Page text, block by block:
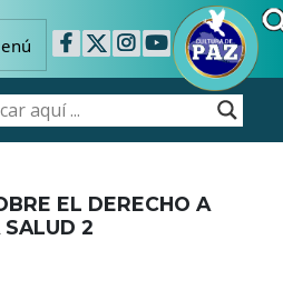
EL DERECHO A
SALUD 2